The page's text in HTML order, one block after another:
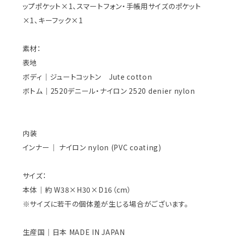
ップポケット×1、スマートフォン・手帳用サイズのポケット
×1、キーフック×1
素材：
表地
ボディ｜ジュートコットン Jute cotton
ボトム｜2520デニール・ナイロン 2520 denier nylon
内装
インナー｜ ナイロン nylon (PVC coating)
サイズ：
本体｜約 W38×H30×D16（cm）
※サイズに若干の個体差が生じる場合がございます。
生産国｜日本 MADE IN JAPAN